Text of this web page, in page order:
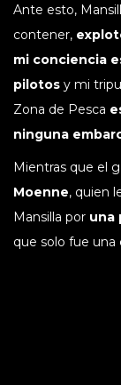
Ante esto,
contener,
mi conciencia
pilotos y mi
Zona de Pesca
ninguna
Mientras que el
Moenne, quien
Mansilla por una
que solo fue una